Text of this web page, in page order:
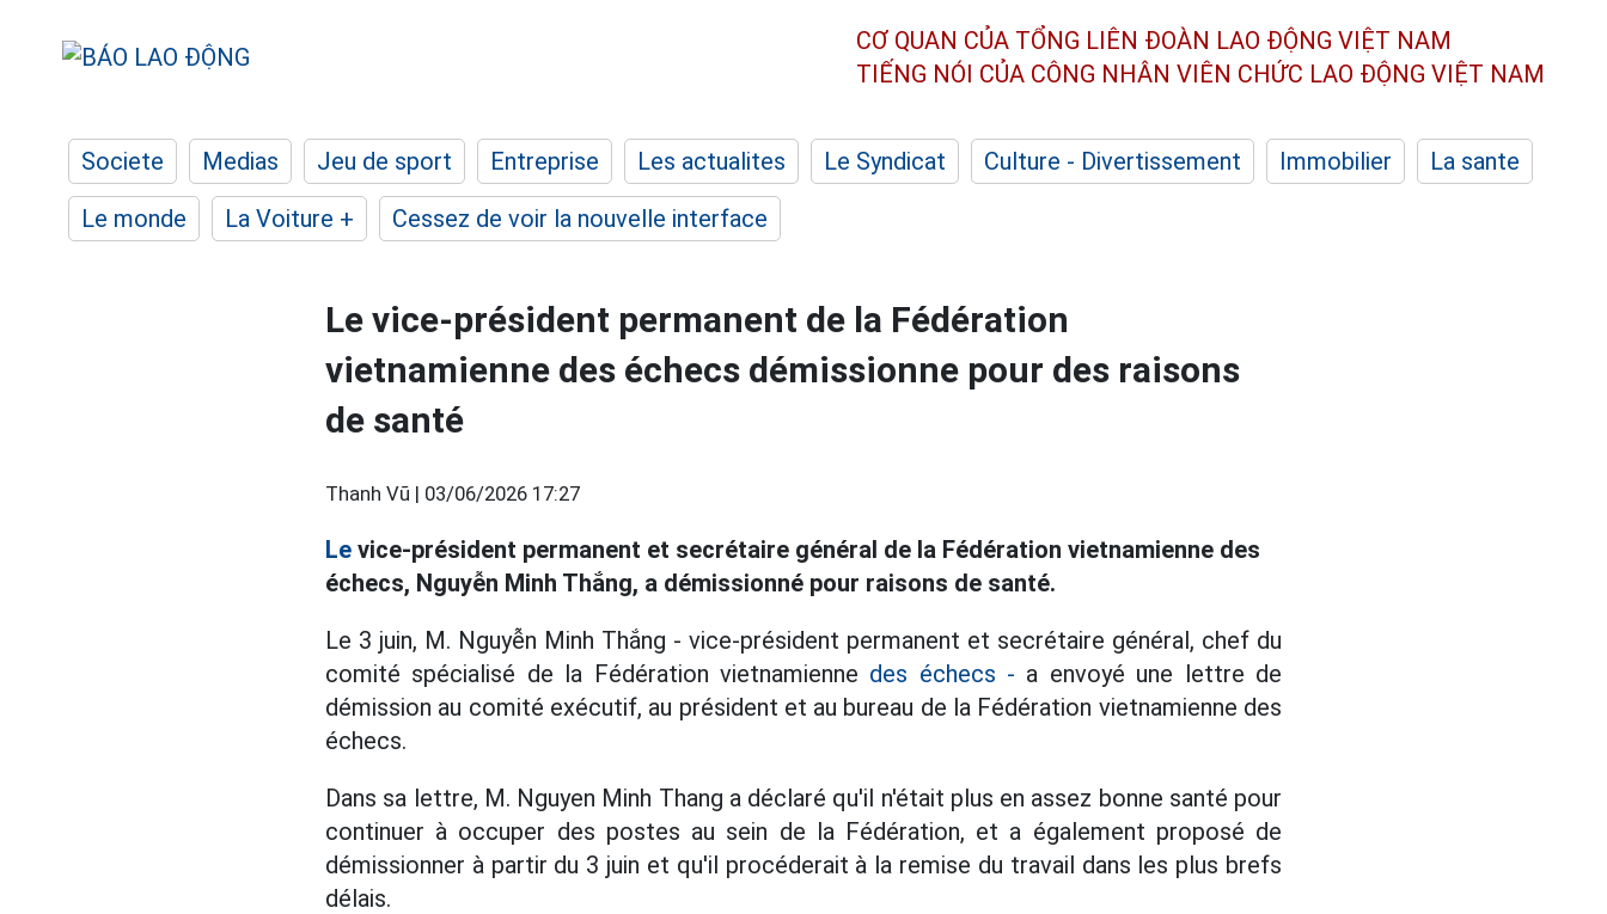
CƠ QUAN CỦA TỔNG LIÊN ĐOÀN LAO ĐỘNG VIỆT NAM
TIẾNG NÓI CỦA CÔNG NHÂN VIÊN CHỨC LAO ĐỘNG VIỆT NAM
Societe Medias Jeu de sport Entreprise Les actualites Le Syndicat Culture - Divertissement Immobilier
La sante
Le monde
La Voiture + Cessez de voir la nouvelle interface
Le vice-président permanent de la Fédération
vietnamienne des échecs démissionne pour des raisons
de santé
Thanh Vũ | 03/06/2026 17:27
Le vice-président permanent et secrétaire général de la Fédération vietnamienne des
échecs, Nguyễn Minh Thắng, a démissionné pour raisons de santé.
Le 3 juin, M. Nguyễn Minh Thắng - vice-président permanent et secrétaire général, chef du
comité spécialisé de la Fédération vietnamienne des échecs - a envoyé une lettre de
démission au comité exécutif, au président et au bureau de la Fédération vietnamienne des
échecs.
Dans sa lettre, M. Nguyen Minh Thang a déclaré qu'il n'était plus en assez bonne santé pour
continuer à occuper des postes au sein de la Fédération, et a également proposé de
démissionner à partir du 3 juin et qu'il procéderait à la remise du travail dans les plus brefs
délais.